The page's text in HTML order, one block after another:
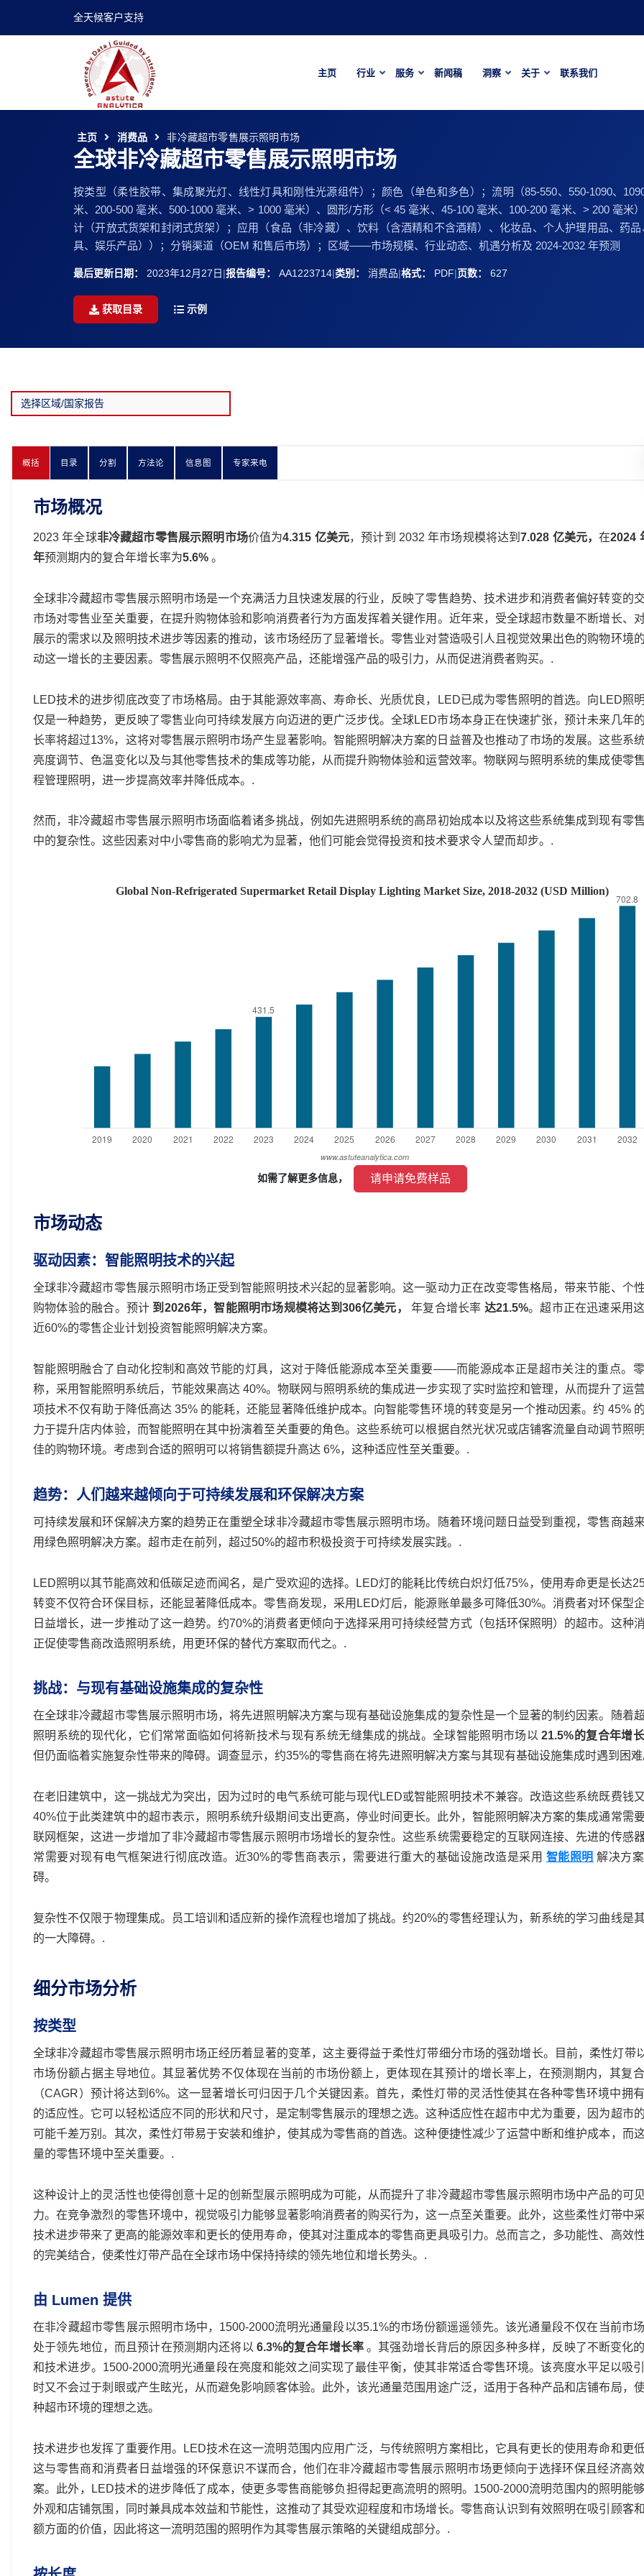
全天候客户支持
主页 行业 服务 新闻稿 洞察 关于 联系我们
主页 消费品 非冷藏超市零售展示照明市场
全球非冷藏超市零售展示照明市场
按类型（柔性胶带、集成聚光灯、线性灯具和刚性光源组件）；颜色（单色和多色）；流明（85-550、550-1090、
米、200-500 毫米、500-1000 毫米、> 1000 毫米）、圆形/方形（< 45 毫米、45-100 毫米、100-200 毫米、> 200 毫米
计（开放式货架和封闭式货架）；应用（食品（非冷藏）、饮料（含酒精和不含酒精）、化妆品、个人护理用品、药
具、娱乐产品））；分销渠道（OEM 和售后市场）；区域——市场规模、行业动态、机遇分析及 2024-2032 年预测
最后更新日期： 2023年12月27日 |报告编号： AA1223714|类别： 消费品|格式： PDF|页数： 627
获取目录 示例
概括 目录 分割 方法论 信息图 专家来电
市场概况
2023 年全球非冷藏超市零售展示照明市场价值为4.315 亿美元，预计到 2032 年市场规模将达到7.028 亿美元，在2024
年预测期内的复合年增长率为5.6% 。
全球非冷藏超市零售展示照明市场是一个充满活力且快速发展的行业，反映了零售趋势、技术进步和消费者偏好转变的
市场对零售业至关重要，在提升购物体验和影响消费者行为方面发挥着关键作用。近年来，受全球超市数量不断增长、
展示的需求以及照明技术进步等因素的推动，该市场经历了显著增长。零售业对营造吸引人且视觉效果出色的购物环境
动这一增长的主要因素。零售展示照明不仅照亮产品，还能增强产品的吸引力，从而促进消费者购买。.
LED技术的进步彻底改变了市场格局。由于其能源效率高、寿命长、光质优良，LED已成为零售照明的首选。向LED照
仅是一种趋势，更反映了零售业向可持续发展方向迈进的更广泛步伐。全球LED市场本身正在快速扩张，预计未来几年
长率将超过13%，这将对零售展示照明市场产生显著影响。智能照明解决方案的日益普及也推动了市场的发展。这些系
亮度调节、色温变化以及与其他零售技术的集成等功能，从而提升购物体验和运营效率。物联网与照明系统的集成使零
程管理照明，进一步提高效率并降低成本。.
然而，非冷藏超市零售展示照明市场面临着诸多挑战，例如先进照明系统的高昂初始成本以及将这些系统集成到现有零
中的复杂性。这些因素对中小零售商的影​​响尤为显著，他们可能会觉得投资和技术要求令人望而却步。.
如需了解更多信息， 请申请免费样品
市场动态
驱动因素：智能照明技术的兴起
全球非冷藏超市零售展示照明市场正受到智能照明技术兴起的显著影响。这一驱动力正在改变零售格局，带来节能、个
购物体验的融合。预计 到2026年，智能照明市场规模将达到306亿美元，年复合增长率 达21.5%。超市正在迅速采用
近60%的零售企业计划投资智能照明解决方案。
智能照明融合了自动化控制和高效节能的灯具，这对于降低能源成本至关重要——而能源成本正是超市关注的重点。
称，采用智能照明系统后，节能效果高达 40%。物联网与照明系统的集成进一步实现了实时监控和管理，从而提升了运
项技术不仅有助于降低高达 35% 的能耗，还能显著降低维护成本。向智能零售环境的转变是另一个推动因素。约 45%
力于提升店内体验，而智能照明在其中扮演着至关重要的角色。这些系统可以根据自然光状况或店铺客流量自动调节照
佳的购物环境。考虑到合适的照明可以将销售额提升高达 6%，这种适应性至关重要。.
趋势：人们越来越倾向于可持续发展和环保解决方案
可持续发展和环保解决方案的趋势正在重塑全球非冷藏超市零售展示照明市场。随着环境问题日益受到重视，零售商越
用绿色照明解决方案。超市走在前列，超过50%的超市积极投资于可持续发展实践。.
LED照明以其节能高效和低碳足迹而闻名，是广受欢迎的选择。LED灯的能耗比传统白炽灯低75%，使用寿命更是长达
转变不仅符合环保目标，还能显著降低成本。零售商发现，采用LED灯后，能源账单最多可降低30%。消费者对环保型
日益增长，进一步推动了这一趋势。约70%的消费者更倾向于选择采用可持续经营方式（包括环保照明）的超市。这种
正促使零售商改造照明系统，用更环保的替代方案取而代之。.
挑战：与现有基础设施集成的复杂性
在全球非冷藏超市零售展示照明市场，将先进照明解决方案与现有基础设施集成的复杂性是一个显著的制约因素。随着
照明系统的现代化，它们常常面临如何将新技术与现有系统无缝集成的挑战。全球智能照明市场以21.5%的复合年增
但仍面临着实施复杂性带来的障碍。调查显示，约35%的零售商在将先进照明解决方案与其现有基础设施集成时遇到困
在老旧建筑中，这一挑战尤为突出，因为过时的电气系统可能与现代LED或智能照明技术不兼容。改造这些系统既费钱
40%位于此类建筑中的超市表示，照明系统升级期间支出更高，停业时间更长。此外，智能照明解决方案的集成通常需
联网框架，这进一步增加了非冷藏超市零售展示照明市场增长的复杂性。这些系统需要稳定的互联网连接、先进的传感
常需要对现有电气框架进行彻底改造。近30%的零售商表示，需要进行重大的基础设施改造是采用 智能照明 解决方
碍。
复杂性不仅限于物理集成。员工培训和适应新的操作流程也增加了挑战。约20%的零售经理认为，新系统的学习曲线是
的一大障碍。.
细分市场分析
按类型
全球非冷藏超市零售展示照明市场正经历着显著的变革，这主要得益于柔性灯带细分市场的强劲增长。目前，柔性灯带
市场份额占据主导地位。其显著优势不仅体现在当前的市场份额上，更体现在其预计的增长率上，在预测期内，其复
（CAGR）预计将达到6%。这一显著增长可归因于几个关键因素。首先，柔性灯带的灵活性使其在各种零售环境中拥
的适应性。它可以轻松适应不同的形状和尺寸，是定制零售展示的理想之选。这种适应性在超市中尤为重要，因为超市
可能千差万别。其次，柔性灯带易于安装和维护，使其成为零售商的首选。这种便捷性减少了运营中断和维护成本，而
量的零售环境中至关重要。.
这种设计上的灵活性也使得创意十足的创新型展示照明成为可能，从而提升了非冷藏超市零售展示照明市场中产品的可
力。在竞争激烈的零售环境中，视觉吸引力能够显著影响消费者的购买行为，这一点至关重要。此外，这些柔性灯带中
技术进步带来了更高的能源效率和更长的使用寿命，使其对注重成本的零售商更具吸引力。总而言之，多功能性、高效
的完美结合，使柔性灯带产品在全球市场中保持持续的领先地位和增长势头。.
由 Lumen 提供
在非冷藏超市零售展示照明市场中，1500-2000流明光通量段以35.1%的市场份额遥遥领先。该光通量段不仅在当前市
处于领先地位，而且预计在预测期内还将以 6.3%的复合年增长率。其强劲增长背后的原因多种多样，反映了不断变化
和技术进步。1500-2000流明光通量段在亮度和能效之间实现了最佳平衡，使其非常适合零售环境。该亮度水平足以吸
时又不会过于刺眼或产生眩光，从而避免影响顾客体验。此外，该光通量范围用途广泛，适用于各种产品和店铺布局，
种超市环境的理想之选。
技术进步也发挥了重要作用。LED技术在这一流明范围内应用广泛，与传统照明方案相比，它具有更长的使用寿命和更
这与零售商和消费者日益增强的环保意识不谋而合，他们在非冷藏超市零售展示照明市场更倾向于选择环保且经济高
案。此外，LED技术的进步降低了成本，使更多零售商能够负担得起更高流明的照明。1500-2000流明范围内的照明能
外观和店铺氛围，同时兼具成本效益和节能性，这推动了其受欢迎程度和市场增长。零售商认识到有效照明在吸引顾客
额方面的价值，因此将这一流明范围的照明作为其零售展示策略的关键组成部分。.